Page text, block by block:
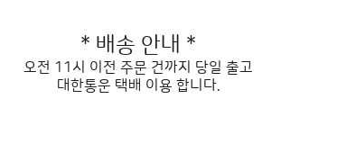
* 배송 안내 *
오전 11시 이전 주문 건까지 당일 출고
대한통운 택배 이용 합니다.